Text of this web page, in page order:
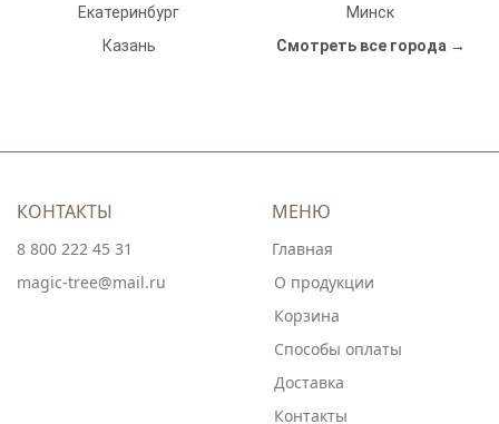
Екатеринбург
Казань
Минск
Смотреть все города →
КОНТАКТЫ
8 800 222 45 31
magic-tree@mail.ru
МЕНЮ
Главная
О продукции
Корзина
Способы оплаты
Доставка
Контакты